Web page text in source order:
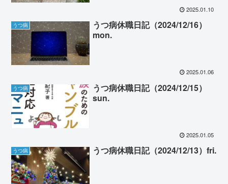
2025.01.10
うつ病
うつ病休職日記（2024/12/16）
mon.
2025.01.06
うつ病
うつ病休職日記（2024/12/15）
sun.
2025.01.05
うつ病 うつ病休職日記（2024/12/13）fri.